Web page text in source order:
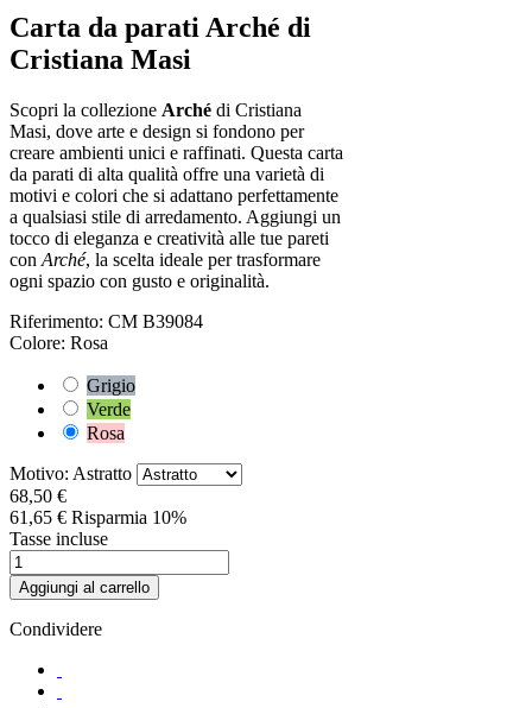
Carta da parati Arché di
Cristiana Masi
Scopri la collezione Arché di Cristiana
Masi, dove arte e design si fondono per
creare ambienti unici e raffinati. Questa carta
da parati di alta qualità offre una varietà di
motivi e colori che si adattano perfettamente
a qualsiasi stile di arredamento. Aggiungi un
tocco di eleganza e creatività alle tue pareti
con Arché, la scelta ideale per trasformare
ogni spazio con gusto e originalità.
Riferimento: CM B39084
Colore: Rosa
Grigio
Verde
Rosa
Motivo: Astratto
68,50 €
61,65 € Risparmia 10%
Tasse incluse
Aggiungi al carrello
Condividere